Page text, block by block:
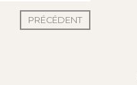
PRÉCÉDENT